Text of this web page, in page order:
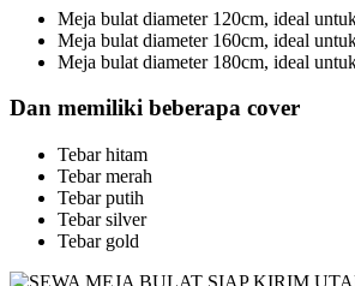
Meja bulat diameter 120cm, ideal
Meja bulat diameter 160cm, ideal
Meja bulat diameter 180cm, ideal
Dan memiliki beberapa cover
Tebar hitam
Tebar merah
Tebar putih
Tebar silver
Tebar gold